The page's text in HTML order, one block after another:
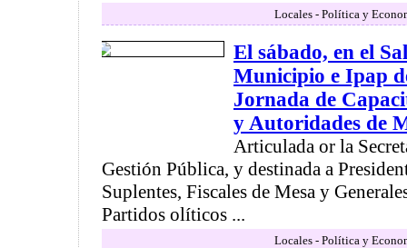
Locales - Política y
El sábado, en el
Municipio e Ipap
Jornada de
y Autoridades de
Articulada or la
Gestión Pública, y destinada a
Suplentes, Fiscales de Mesa y
Partidos olíticos ...
Locales - Política y